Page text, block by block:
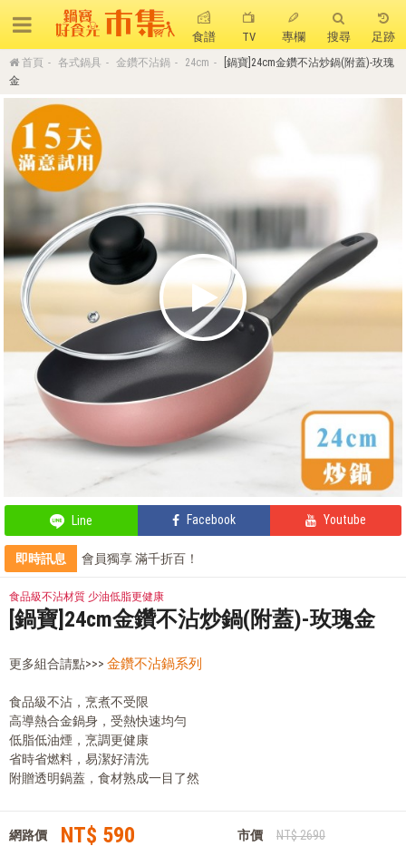
食譜 TV 專欄 搜尋 足跡
首頁 各式鍋具 金鑽不沾鍋 24cm
[鍋寶]24cm金鑽不沾炒鍋(附蓋)-玫瑰
金
Line Facebook Youtube
即時訊息
會員獨享 滿千折百！
部落客的星級料理，就靠這台IH電子鍋
全站單筆消費滿額現享88折⚡
食品級不沾材質 少油低脂更健康
[鍋寶]24cm金鑽不沾炒鍋(附蓋)-玫瑰金
更多組合請點>>> 金鑽不沾鍋系列
食品級不沾，烹煮不受限
高導熱合金鍋身，受熱快速均勻
低脂低油煙，烹調更健康
省時省燃料，易潔好清洗
附贈透明鍋蓋，食材熟成一目了然
網路價 NT$ 590 市價 NT$ 2690
熱門搜尋
聚油不沾鍋
珍珠粗吸管杯 可微波保鮮盒 大理石不沾鍋
分隔便當盒 金鑽不沾鍋 氣炸烤箱